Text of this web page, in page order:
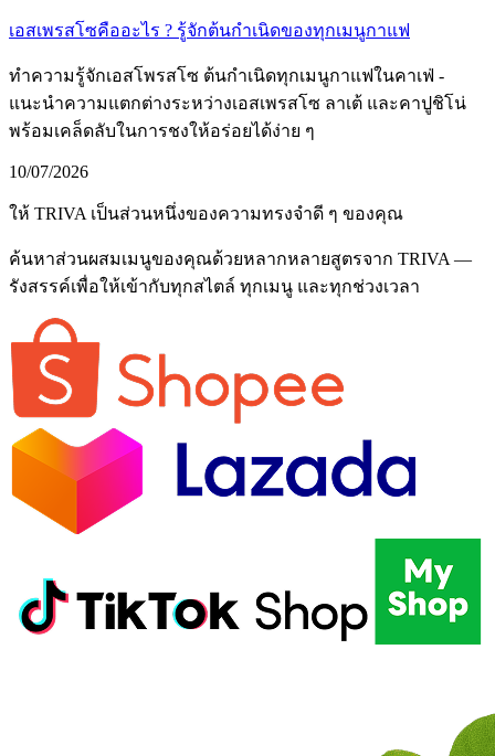
เอสเพรสโซคืออะไร ? รู้จักต้นกำเนิดของทุกเมนูกาแฟ
ทำความรู้จักเอสโพรสโซ ต้นกำเนิดทุกเมนูกาแฟในคาเฟ่ -
แนะนำความแตกต่างระหว่างเอสเพรสโซ ลาเต้ และคาปูชิโน่
พร้อมเคล็ดลับในการชงให้อร่อยได้ง่าย ๆ
10/07/2026
ให้ TRIVA เป็นส่วนหนึ่งของความทรงจำดี ๆ ของคุณ
ค้นหาส่วนผสมเมนูของคุณด้วยหลากหลายสูตรจาก TRIVA —
รังสรรค์เพื่อให้เข้ากับทุกสไตล์ ทุกเมนู และทุกช่วงเวลา